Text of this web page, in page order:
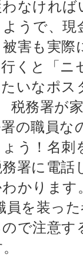
なければ
うで、現
害も実際
くと「ニ
いなポス
税務署が
の職員な
う！名刺
署に電話
かります。
員を装っ
で注意す